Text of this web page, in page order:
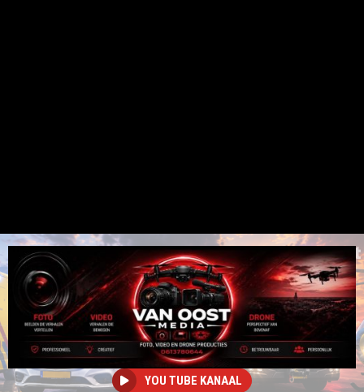
YOU TUBE KANAAL